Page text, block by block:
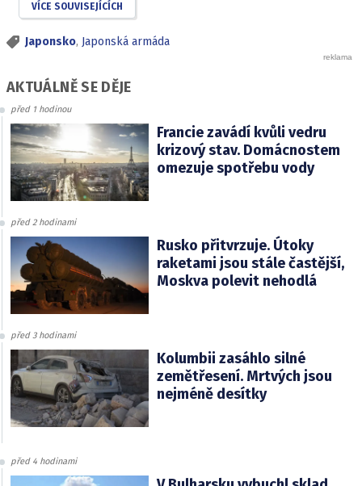
VÍCE SOUVISEJÍCÍCH
Japonsko, Japonská armáda
AKTUÁLNĚ SE DĚJE
před 1 hodinou
Francie zavádí kvůli vedru
krizový stav. Domácnostem
omezuje spotřebu vody
před 2 hodinami
Rusko přitvrzuje. Útoky
raketami jsou stále častější,
Moskva polevit nehodlá
před 3 hodinami
Kolumbii zasáhlo silné
zemětřesení. Mrtvých jsou
nejméně desítky
před 4 hodinami